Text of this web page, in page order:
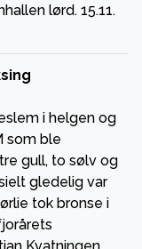
lørd. 15.11.
i helgen og
som ble
gull, to sølv og
gledelig var
tok bronse i
Kvatningen